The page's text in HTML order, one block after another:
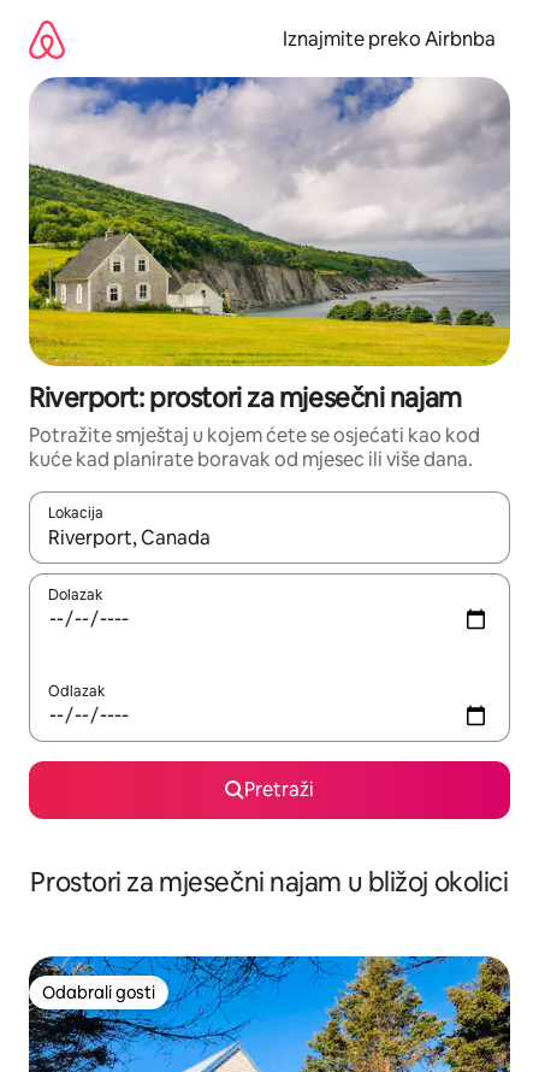
sadržaj
Iznajmite preko Airbnba
Riverport: prostori za mjesečni najam
Potražite smještaj u kojem ćete se osjećati kao kod
kuće kad planirate boravak od mjesec ili više dana.
Lokacija
Kada budu dostupni rezultati, moći ćete ih pregledati
Dolazak
Odlazak
Pretraži
Prostori za mjesečni najam u bližoj okolici
Odabrali gosti
Odabrali gosti